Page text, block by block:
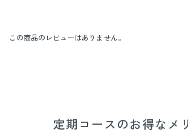
リニューアル前は47種だった美容成分を62種
さらに、ハリ感を引き上げる2種のコラーゲン
この商品のレビューはありません。
定期コースのお得なメ